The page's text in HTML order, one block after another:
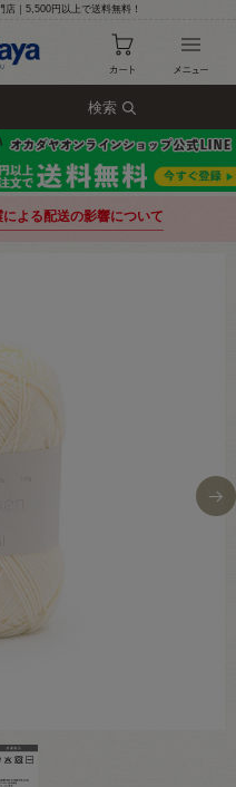
｜5,500円以上で送料無料！
検索
による配送の影響について